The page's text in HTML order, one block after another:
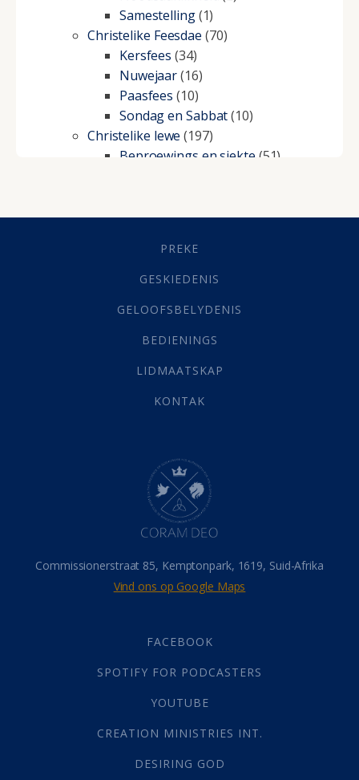
Samestelling(1)
Christelike Feesdae (70)
Kersfees (34)
Nuwejaar(16)
Paasfees (10)
Sondag en Sabbat(10)
Christelike lewe (197)
Beproewings en siekte (51)
Geestelike Groei(10)
(21)
Grys Areas(4)
Lewensdoel(3)
Selfondersoek(1)
Werk(22)
(142)
Hemel (31)
Israel (14)
Millennium(1)
Oordeelsdag(19)
Verheerlikte liggaam
Wederkoms
(27)
Gebed(87)
Die Onse Vader(12)
God(392)
Afgode(23)
Almag(1)
Alomteenwoordig
PREKE
GESKIEDENIS
GELOOFSBELYDENIS
BEDIENINGS
LIDMAATSKAP
KONTAK
Commissionerstraat 85, Kemptonpark, 1619, Suid-Afrika
Vind ons op Google Maps
FACEBOOK
SPOTIFY FOR PODCASTERS
YOUTUBE
CREATION MINISTRIES INT.
DESIRING GOD